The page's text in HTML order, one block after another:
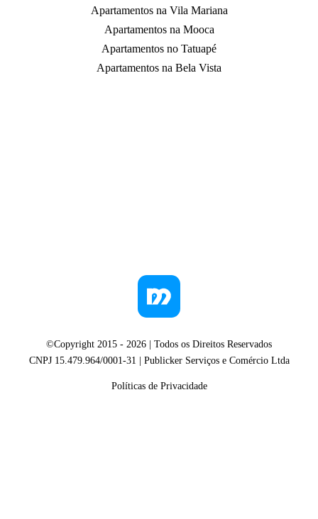
Apartamentos na Vila Mariana
Apartamentos na Mooca
Apartamentos no Tatuapé
Apartamentos na Bela Vista
©Copyright 2015 - 2026 | Todos os Direitos Reservados
CNPJ 15.479.964/0001-31 | Publicker Serviços e Comércio Ltda
Políticas de Privacidade